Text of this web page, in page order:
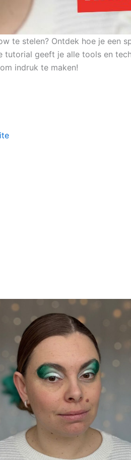
te stelen? Ontdek hoe je
geeft je alle tools en
indruk te maken!